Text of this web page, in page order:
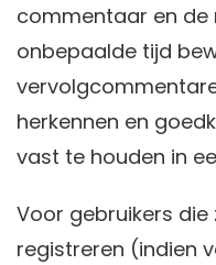
commentaar en
onbepaalde tijd
herkennen en
vast te houden in
Voor gebruikers
registreren (indien